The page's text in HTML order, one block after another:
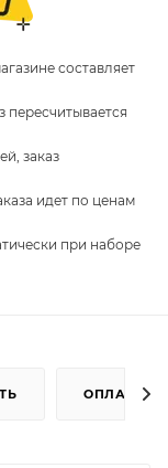
составляет
пересчитывается
заказ
идет по ценам
при наборе
ОПЛАТА